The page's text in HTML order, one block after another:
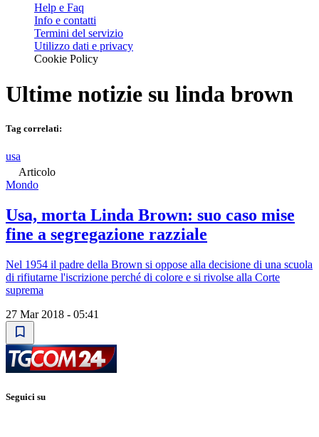
Help e Faq
Info e contatti
Termini del servizio
Utilizzo dati e privacy
Cookie Policy
Ultime notizie su linda brown
Tag correlati:
usa
Articolo
Mondo
Usa, morta Linda Brown: suo caso mise
fine a segregazione razziale
Nel 1954 il padre della Brown si oppose alla decisione di una scuola
di rifiutarne l'iscrizione perché di colore e si rivolse alla Corte
suprema
27 Mar 2018 - 05:41
Seguici su